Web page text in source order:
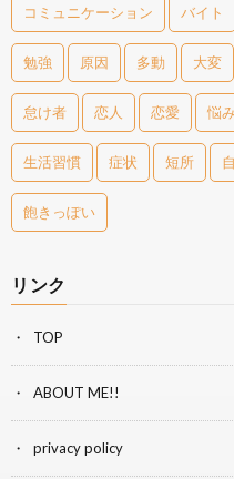
コミュニケーション バイト
勉強 原因 多動 大変
怠け者 恋人 恋愛 悩
生活習慣 症状 短所
飽きっぽい
リンク
TOP
ABOUT ME!!
privacy policy